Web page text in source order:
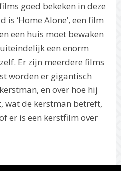
goed bekeken in deze
is ‘Home Alone’, een film
een huis moet bewaken
een enorm
Er zijn meerdere films
worden er gigantisch
en over hoe hij
wat de kerstman betreft,
er is een kerstfilm over